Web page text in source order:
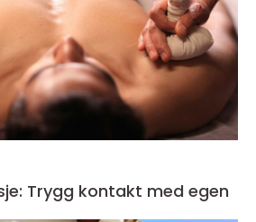
Trygg kontakt med egen